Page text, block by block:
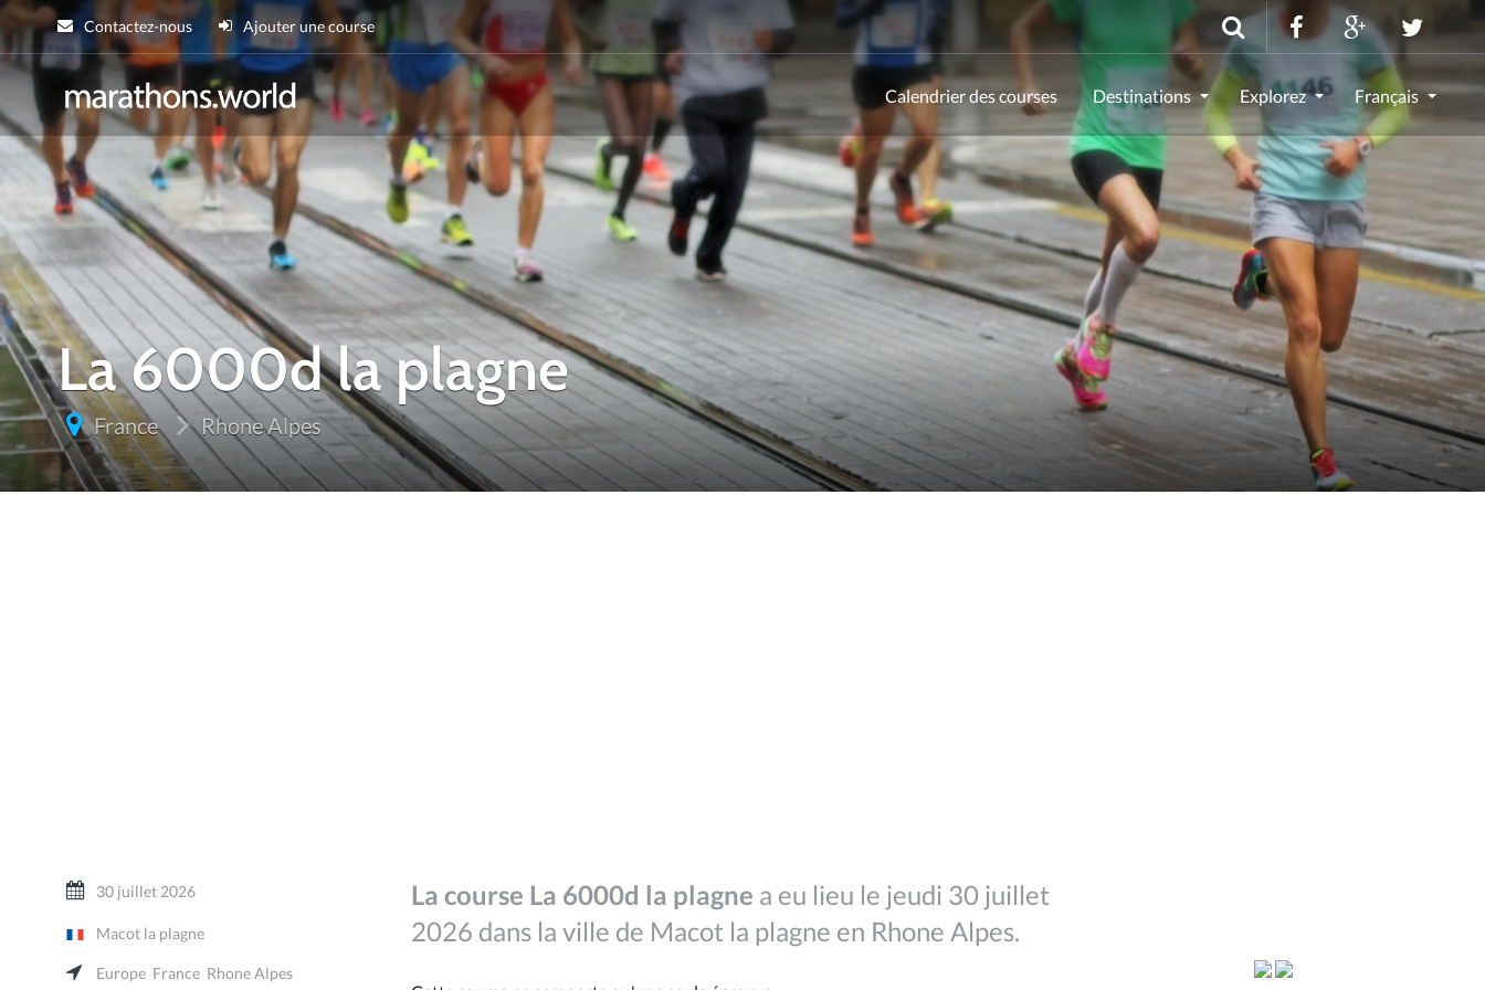
Contactez-nous Ajouter une course
marathons.world
Calendrier des courses Destinations Explorez Français
La 6000d la plagne
France Rhone Alpes
30 juillet 2026
Macot la plagne
Europe France Rhone Alpes
La course La 6000d la plagne a eu lieu le jeudi 30 juillet
2026 dans la ville de Macot la plagne en Rhone Alpes.